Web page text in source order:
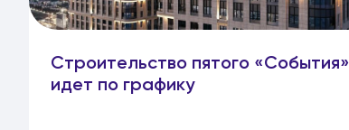
Строительство пятого «События»
идет по графику